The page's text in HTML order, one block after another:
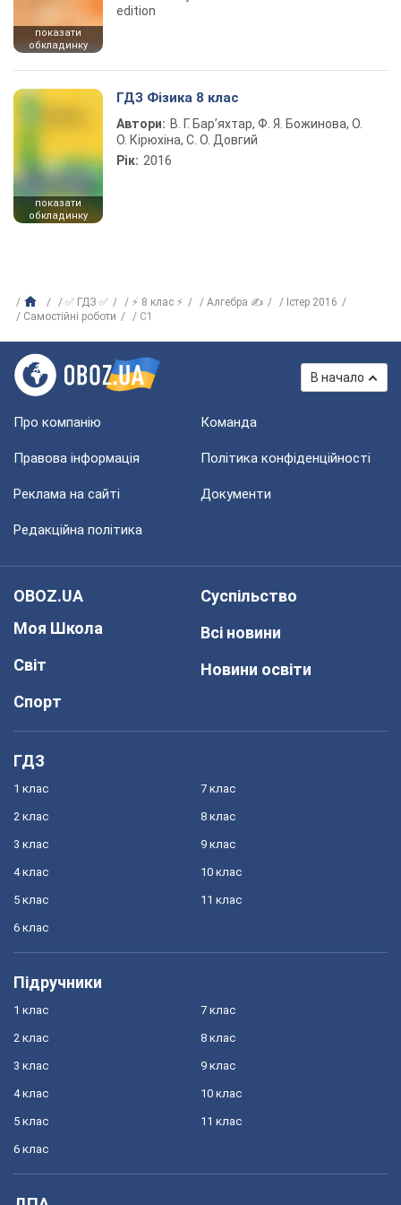
показати
обкладинку
edition
показати
обкладинку
ГДЗ Фізика 8 клас
Автори: В. Г. Бар’яхтар, Ф. Я. Божинова, О.
О. Кірюхіна, С. О. Довгий
Рік: 2016
✅ ГДЗ ✅ ⚡ 8 клас ⚡ Алгебра ✍
Істер 2016
Самостійні роботи
С1
В начало
Про компанію Команда
Правова інформація Політика конфіденційності
Реклама на сайті Документи
Редакційна політика
OBOZ.UA
Моя Школа
Світ
Спорт
Суспільство
Всі новини
Новини освіти
ГДЗ
1 клас
2 клас
3 клас
4 клас
5 клас
6 клас
7 клас
8 клас
9 клас
10 клас
11 клас
Підручники
1 клас
2 клас
3 клас
4 клас
5 клас
6 клас
7 клас
8 клас
9 клас
10 клас
11 клас